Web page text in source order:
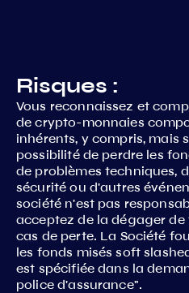
Risques :
Vous reconnaissez et
de crypto-monnaies
inhérents, y compris, mais
possibilité de perdre les
de problèmes techniques,
sécurité ou d'autres
société n'est pas
acceptez de la dégager
cas de perte. La Société
les fonds misés soft
est spécifiée dans la
police d'assurance".